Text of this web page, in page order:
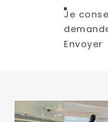
Je consens que
Envoyer